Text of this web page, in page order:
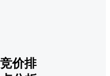
价排